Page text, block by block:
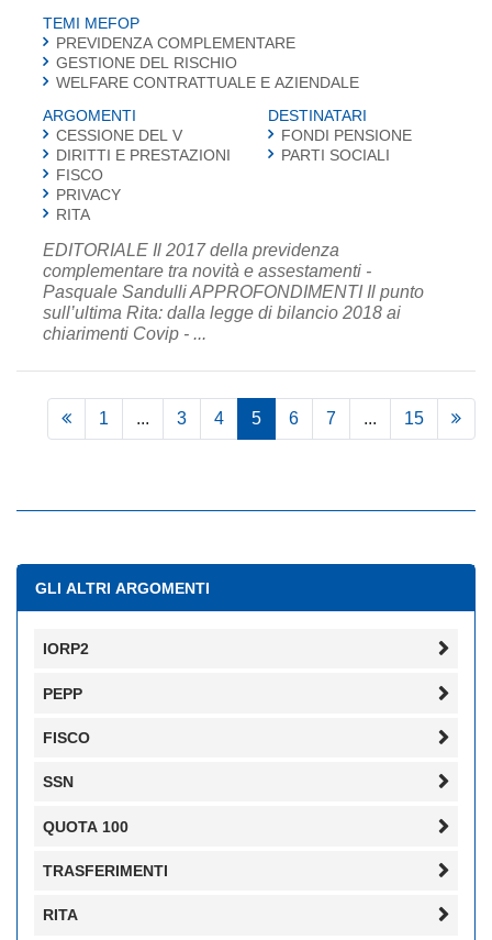
TEMI MEFOP
PREVIDENZA COMPLEMENTARE
GESTIONE DEL RISCHIO
WELFARE CONTRATTUALE E AZIENDALE
ARGOMENTI
CESSIONE DEL V
DIRITTI E PRESTAZIONI
FISCO
PRIVACY
RITA
DESTINATARI
FONDI PENSIONE
PARTI SOCIALI
EDITORIALE Il 2017 della previdenza
complementare tra novità e assestamenti -
Pasquale Sandulli APPROFONDIMENTI Il punto
sull’ultima Rita: dalla legge di bilancio 2018 ai
chiarimenti Covip - ...
1 ... 3 4 5 6 7 ... 15
GLI ALTRI ARGOMENTI
IORP2
PEPP
FISCO
SSN
QUOTA 100
TRASFERIMENTI
RITA